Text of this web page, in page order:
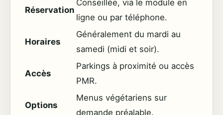
Réservation
Conseillée, via le module en
ligne ou par téléphone.
Horaires
Généralement du mardi au
samedi (midi et soir).
Accès
Parkings à proximité ou accès
PMR.
Options
Menus végétariens sur
demande préalable.